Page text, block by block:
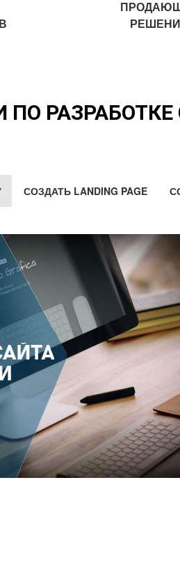
ПО
СОЗДАТЬ LANDING PAGE